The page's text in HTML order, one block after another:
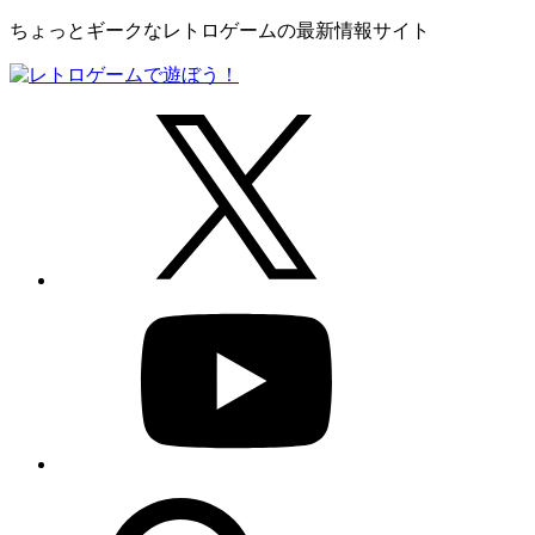
ちょっとギークなレトロゲームの最新情報サイト